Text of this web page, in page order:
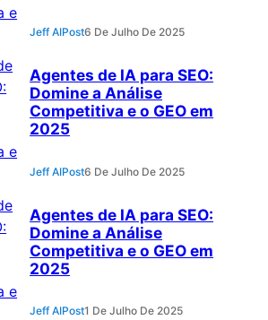
Jeff AIPost6 De Julho De 2025
Agentes de IA para SEO:
Domine a Análise
Competitiva e o GEO em
2025
Jeff AIPost6 De Julho De 2025
Agentes de IA para SEO:
Domine a Análise
Competitiva e o GEO em
2025
Jeff AIPost1 De Julho De 2025